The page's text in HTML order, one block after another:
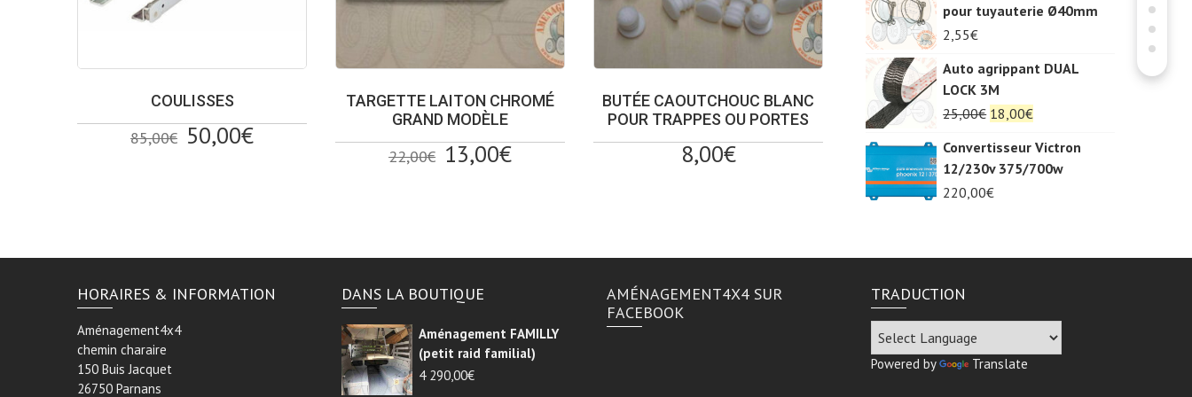
COULISSES
85,00€ Le
prix
50,00€Le
TARGETTE LAITON CHROMÉ
GRAND MODÈLE
22,00€ Le
prix
13,00€Le
BUTÉE CAOUTCHOUC BLANC
POUR TRAPPES OU PORTES
8,00€
pour tuyauterie Ø40mm
2,55€
Auto agrippant DUAL
LOCK 3M
25,00€ Le
initial
était :
25,00€.
18,00€Le
actuel
est :
Convertisseur Victron
12/230v 375/700w
220,00€
HORAIRES & INFORMATION
Aménagement4x4
chemin charaire
150 Buis Jacquet
26750 Parnans
DANS LA BOUTIQUE
Aménagement FAMILLY
(petit raid familial)
4 290,00€
AMÉNAGEMENT4X4 SUR
FACEBOOK
TRADUCTION
Powered by Translate